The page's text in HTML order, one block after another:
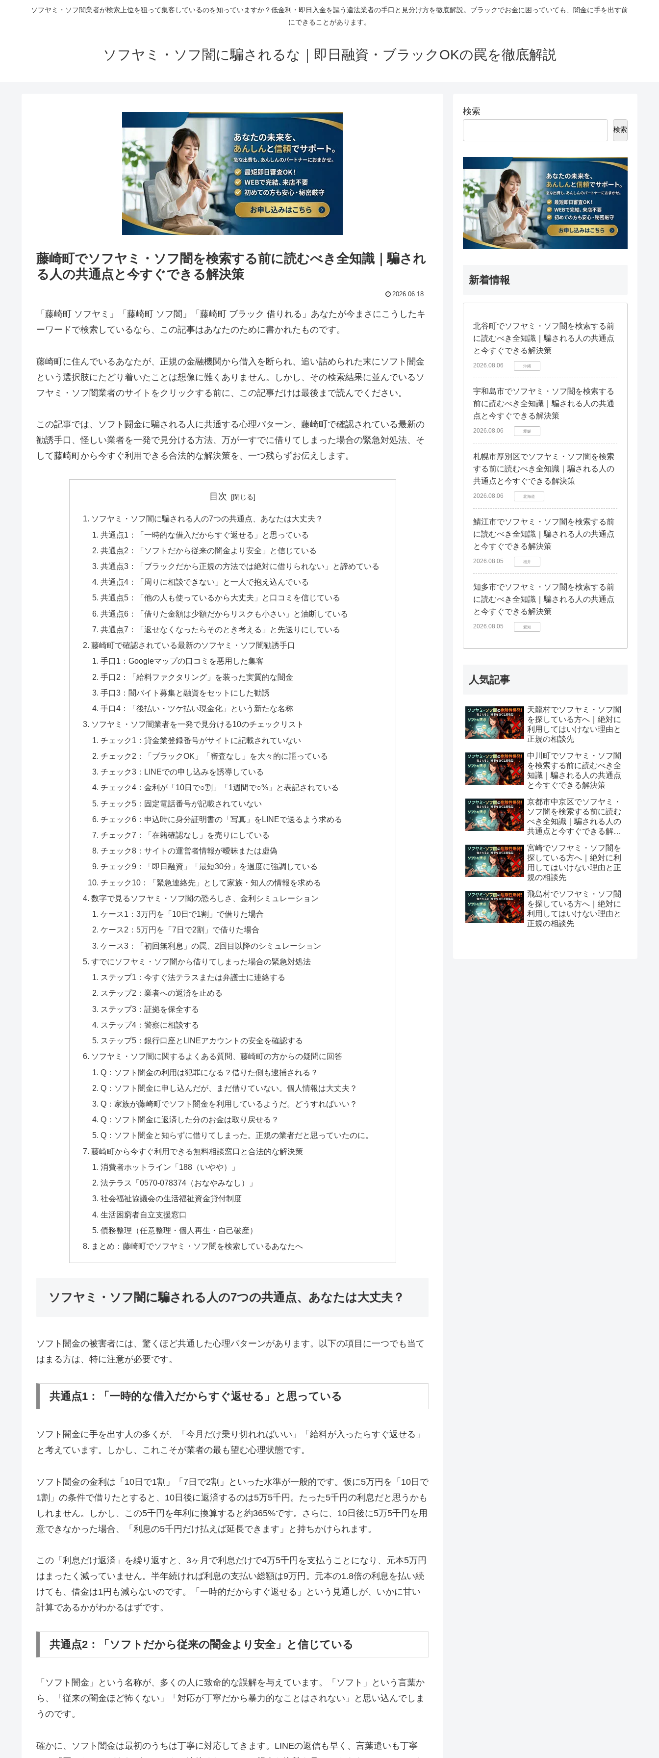
ソフヤミ・ソフ闇業者が検索上位を狙って集客しているのを知っていますか？低金利・即日入金を謳う違法業者の手口と見分け方を徹底解説。ブラックでお金に困っていても、闇金に手を出す前
にできることがあります。
ソフヤミ・ソフ闇に騙されるな｜即日融資・ブラックOKの罠を徹底解説
藤崎町でソフヤミ・ソフ闇を検索する前に読むべき全知識｜騙され
る人の共通点と今すぐできる解決策
2026.06.18
「藤崎町 ソフヤミ」「藤崎町 ソフ闇」「藤崎町 ブラック 借りれる」あなたが今まさにこうしたキ
ーワードで検索しているなら、この記事はあなたのために書かれたものです。
藤崎町に住んでいるあなたが、正規の金融機関から借入を断られ、追い詰められた末にソフト闇金
という選択肢にたどり着いたことは想像に難くありません。しかし、その検索結果に並んでいるソ
フヤミ・ソフ闇業者のサイトをクリックする前に、この記事だけは最後まで読んでください。
この記事では、ソフト闘金に騙される人に共通する心理パターン、藤崎町で確認されている最新の
勧誘手口、怪しい業者を一発で見分ける方法、万が一すでに借りてしまった場合の緊急対処法、そ
して藤崎町から今すぐ利用できる合法的な解決策を、一つ残らずお伝えします。
目次
ソフヤミ・ソフ闇に騙される人の7つの共通点、あなたは大丈夫？
共通点1：「一時的な借入だからすぐ返せる」と思っている
共通点2：「ソフトだから従来の闇金より安全」と信じている
共通点3：「ブラックだから正規の方法では絶対に借りられない」と諦めている
共通点4：「周りに相談できない」と一人で抱え込んでいる
共通点5：「他の人も使っているから大丈夫」と口コミを信じている
共通点6：「借りた金額は少額だからリスクも小さい」と油断している
共通点7：「返せなくなったらそのとき考える」と先送りにしている
藤崎町で確認されている最新のソフヤミ・ソフ闇勧誘手口
手口1：Googleマップの口コミを悪用した集客
手口2：「給料ファクタリング」を装った実質的な闇金
手口3：闇バイト募集と融資をセットにした勧誘
手口4：「後払い・ツケ払い現金化」という新たな名称
ソフヤミ・ソフ闇業者を一発で見分ける10のチェックリスト
チェック1：貸金業登録番号がサイトに記載されていない
チェック2：「ブラックOK」「審査なし」を大々的に謳っている
チェック3：LINEでの申し込みを誘導している
チェック4：金利が「10日で○割」「1週間で○%」と表記されている
チェック5：固定電話番号が記載されていない
チェック6：申込時に身分証明書の「写真」をLINEで送るよう求める
チェック7：「在籍確認なし」を売りにしている
チェック8：サイトの運営者情報が曖昧または虚偽
チェック9：「即日融資」「最短30分」を過度に強調している
チェック10：「緊急連絡先」として家族・知人の情報を求める
数字で見るソフヤミ・ソフ闇の恐ろしさ、金利シミュレーション
ケース1：3万円を「10日で1割」で借りた場合
ケース2：5万円を「7日で2割」で借りた場合
ケース3：「初回無利息」の罠、2回目以降のシミュレーション
すでにソフヤミ・ソフ闇から借りてしまった場合の緊急対処法
ステップ1：今すぐ法テラスまたは弁護士に連絡する
ステップ2：業者への返済を止める
ステップ3：証拠を保全する
ステップ4：警察に相談する
ステップ5：銀行口座とLINEアカウントの安全を確認する
ソフヤミ・ソフ闇に関するよくある質問、藤崎町の方からの疑問に回答
Q：ソフト闇金の利用は犯罪になる？借りた側も逮捕される？
Q：ソフト闇金に申し込んだが、まだ借りていない。個人情報は大丈夫？
Q：家族が藤崎町でソフト闇金を利用しているようだ。どうすればいい？
Q：ソフト闇金に返済した分のお金は取り戻せる？
Q：ソフト闇金と知らずに借りてしまった。正規の業者だと思っていたのに。
藤崎町から今すぐ利用できる無料相談窓口と合法的な解決策
消費者ホットライン「188（いやや）」
法テラス「0570-078374（おなやみなし）」
社会福祉協議会の生活福祉資金貸付制度
生活困窮者自立支援窓口
債務整理（任意整理・個人再生・自己破産）
まとめ：藤崎町でソフヤミ・ソフ闇を検索しているあなたへ
ソフヤミ・ソフ闇に騙される人の7つの共通点、あなたは大丈夫？
ソフト闇金の被害者には、驚くほど共通した心理パターンがあります。以下の項目に一つでも当て
はまる方は、特に注意が必要です。
共通点1：「一時的な借入だからすぐ返せる」と思っている
ソフト闇金に手を出す人の多くが、「今月だけ乗り切れればいい」「給料が入ったらすぐ返せる」
と考えています。しかし、これこそが業者の最も望む心理状態です。
ソフト闇金の金利は「10日で1割」「7日で2割」といった水準が一般的です。仮に5万円を「10日で
1割」の条件で借りたとすると、10日後に返済するのは5万5千円。たった5千円の利息だと思うかも
しれません。しかし、この5千円を年利に換算すると約365%です。さらに、10日後に5万5千円を用
意できなかった場合、「利息の5千円だけ払えば延長できます」と持ちかけられます。
この「利息だけ返済」を繰り返すと、3ヶ月で利息だけで4万5千円を支払うことになり、元本5万円
はまったく減っていません。半年続ければ利息の支払い総額は9万円。元本の1.8倍の利息を払い続
けても、借金は1円も減らないのです。「一時的だからすぐ返せる」という見通しが、いかに甘い
計算であるかがわかるはずです。
共通点2：「ソフトだから従来の闇金より安全」と信じている
「ソフト闇金」という名称が、多くの人に致命的な誤解を与えています。「ソフト」という言葉か
ら、「従来の闇金ほど怖くない」「対応が丁寧だから暴力的なことはされない」と思い込んでしま
うのです。
確かに、ソフト闇金は最初のうちは丁寧に対応してきます。LINEの返信も早く、言葉遣いも丁寧
検索
検索
新着情報
北谷町でソフヤミ・ソフ闇を検索する前
に読むべき全知識｜騙される人の共通点
と今すぐできる解決策
2026.08.06 沖縄
宇和島市でソフヤミ・ソフ闇を検索する
前に読むべき全知識｜騙される人の共通
点と今すぐできる解決策
2026.08.06 愛媛
札幌市厚別区でソフヤミ・ソフ闇を検索
する前に読むべき全知識｜騙される人の
共通点と今すぐできる解決策
2026.08.06 北海道
鯖江市でソフヤミ・ソフ闇を検索する前
に読むべき全知識｜騙される人の共通点
と今すぐできる解決策
2026.08.05 福井
知多市でソフヤミ・ソフ闇を検索する前
に読むべき全知識｜騙される人の共通点
と今すぐできる解決策
2026.08.05 愛知
人気記事
天龍村でソフヤミ・ソフ闇
を探している方へ｜絶対に
利用してはいけない理由と
正規の相談先
中川町でソフヤミ・ソフ闇
を検索する前に読むべき全
知識｜騙される人の共通点
と今すぐできる解決策
京都市中京区でソフヤミ・
ソフ闇を検索する前に読む
べき全知識｜騙される人の
共通点と今すぐできる解決
宮崎でソフヤミ・ソフ闇を
探している方へ｜絶対に利
用してはいけない理由と正
規の相談先
飛島村でソフヤミ・ソフ闇
を探している方へ｜絶対に
利用してはいけない理由と
正規の相談先